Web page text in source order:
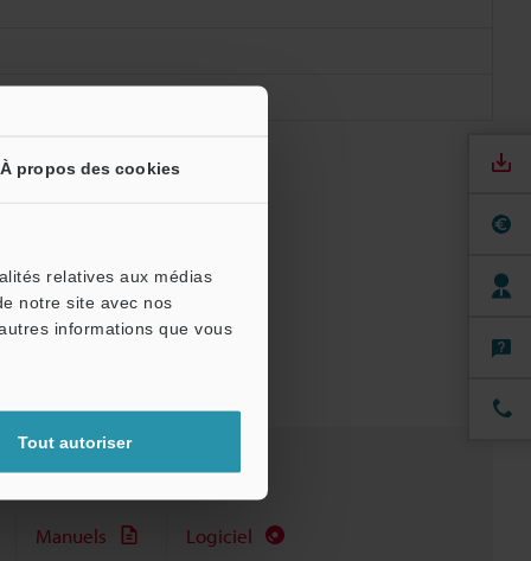
À propos des cookies
relatives aux médias
notre site avec nos
informations que vous
Tout autoriser
Manuels Logiciel